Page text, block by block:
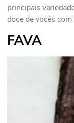
principais
doce de vocês
FAVA